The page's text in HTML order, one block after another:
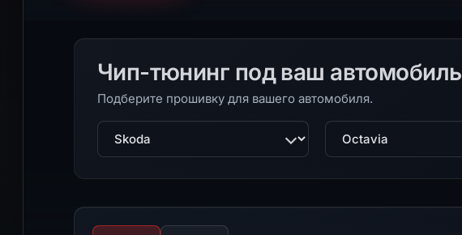
Чип-тюнинг под ваш автомобиль
Подберите прошивку для вашего автомобиля.
Марка Модель